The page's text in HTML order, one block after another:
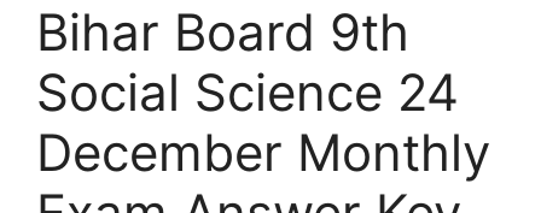
Bihar Board 9th
Social Science 24
December Monthly